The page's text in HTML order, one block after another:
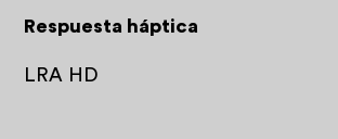
Respuesta háptica
LRA HD